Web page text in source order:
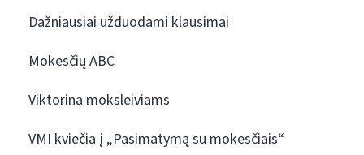
Dažniausiai užduodami klausimai
Mokesčių ABC
Viktorina moksleiviams
VMI kviečia į „Pasimatymą su mokesčiais“